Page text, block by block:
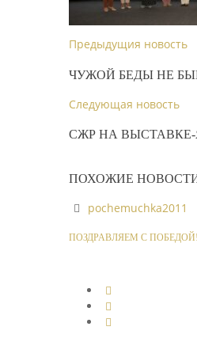
Предыдущия новость
ЧУЖОЙ БЕДЫ НЕ
Следующая новость
СЖР НА
ПОХОЖИЕ
pochemuchka2011
ПОЗДРАВЛЯЕМ С ПОБЕДОЙ!